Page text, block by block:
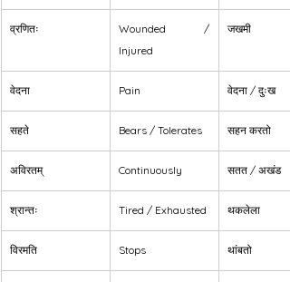
व्रणितः
Wounded /
Injured
जखमी
वेदना Pain वेदना / दुःख
सहते Bears / Tolerates सहन करतो
अविरतम् Continuously सतत / अखंड
श्रान्तः Tired / Exhausted थकलेला
विरमति Stops थांबतो